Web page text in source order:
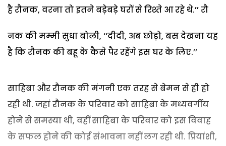
है रौनक, वरना तो इतने बड़ेबड़े घरों से रिश्ते आ रहे थे.’’ रौ
नक की मम्मी सुधा बोली, ‘‘दीदी, अब छोड़ो, बस देखना यह
है कि रौनक की बहू के कैसे पैर रहेंगे इस घर के लिए.’’
साहिबा और रौनक की मंगनी एक तरह से बेमन से ही हो
रही थी. जहां रौनक के परिवार को साहिबा के मध्यवर्गीय
होने से समस्या थी, वहीं साहिबा के परिवार को इस विवाह
के सफल होने की कोई संभावना नहीं लग रही थी. प्रियांशी,